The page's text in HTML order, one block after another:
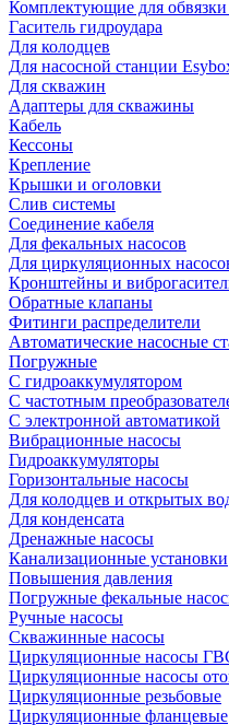
Комплектующие для обвязки
Гаситель гидроудара
Для колодцев
Для насосной станции
Для скважин
Адаптеры для скважины
Кабель
Кессоны
Крепление
Крышки и оголовки
Слив системы
Соединение кабеля
Для фекальных насосов
Для циркуляционных
Кронштейны и
Обратные клапаны
Фитинги распределители
Автоматические насосные
Погружные
С гидроаккумулятором
С частотным
С электронной автоматикой
Вибрационные насосы
Гидроаккумуляторы
Горизонтальные насосы
Для колодцев и открытых
Для конденсата
Дренажные насосы
Канализационные установки
Повышения давления
Погружные фекальные
Ручные насосы
Скважинные насосы
Циркуляционные насосы
Циркуляционные насосы
Циркуляционные резьбовые
Циркуляционные фланцевые